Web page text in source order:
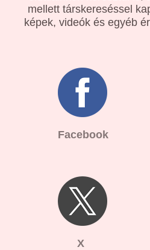
mellett társkereséssel
képek, videók és egyéb
Facebook
X